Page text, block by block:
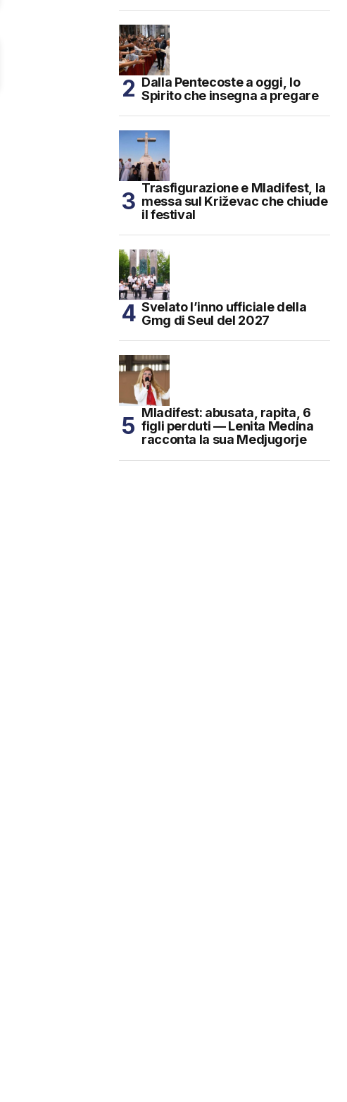
Dalla Pentecoste a oggi, lo
Spirito che insegna a pregare
Trasfigurazione e Mladifest, la
messa sul Križevac che chiude
il festival
Svelato l’inno ufficiale della
Gmg di Seul del 2027
Mladifest: abusata, rapita, 6
figli perduti — Lenita Medina
racconta la sua Medjugorje